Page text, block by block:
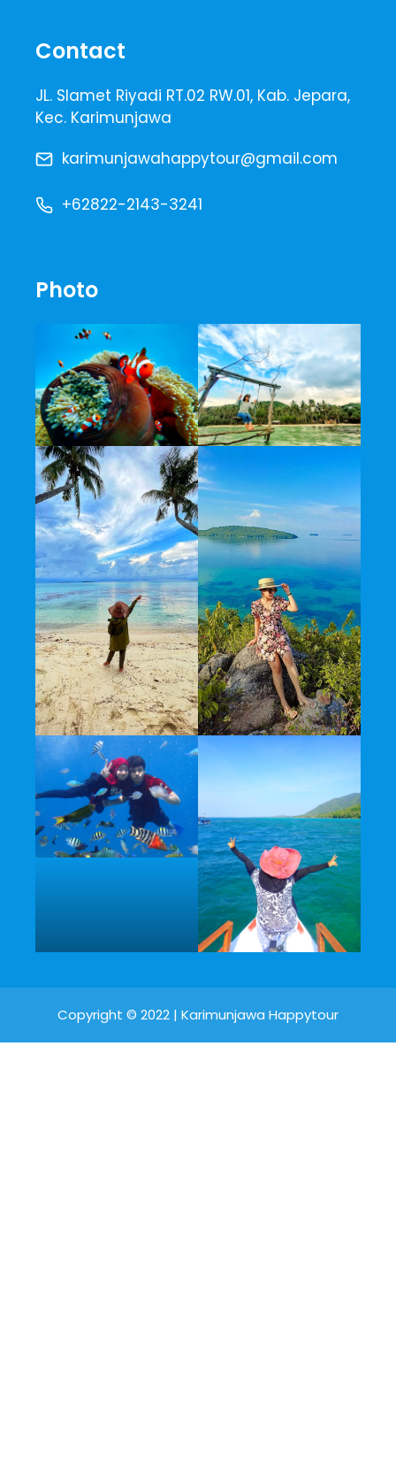
Contact
JL. Slamet Riyadi RT.02 RW.01, Kab. Jepara,
Kec. Karimunjawa
karimunjawahappytour@gmail.com
+62822-2143-3241
Photo
Copyright © 2022 | Karimunjawa Happytour